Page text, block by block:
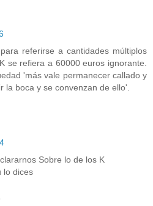
referirse a cantidades múltiplos
se refiera a 60000 euros ignorante.
'más vale permanecer callado y
la boca y se convenzan de ello'.
Sobre lo de los K
lo dices